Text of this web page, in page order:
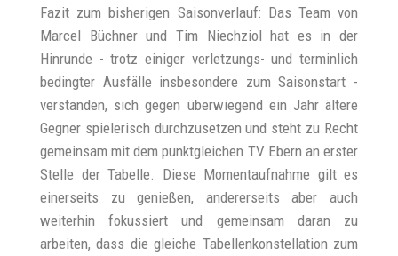
Fazit zum bisherigen Saisonverlauf: Das Team von
Marcel Büchner und Tim Niechziol hat es in der
Hinrunde - trotz einiger verletzungs- und terminlich
bedingter Ausfälle insbesondere zum Saisonstart -
verstanden, sich gegen überwiegend ein Jahr ältere
Gegner spielerisch durchzusetzen und steht zu Recht
gemeinsam mit dem punktgleichen TV Ebern an erster
Stelle der Tabelle. Diese Momentaufnahme gilt es
einerseits zu genießen, andererseits aber auch
weiterhin fokussiert und gemeinsam daran zu
arbeiten, dass die gleiche Tabellenkonstellation zum